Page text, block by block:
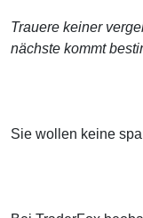
Trauere keiner
nächste kommt
Sie wollen keine